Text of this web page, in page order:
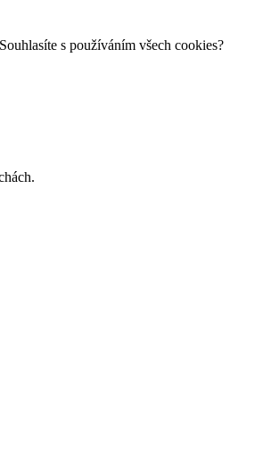
s používáním všech cookies?